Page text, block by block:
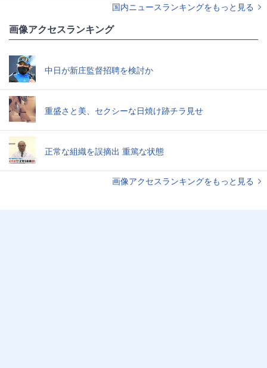
国内ニュースランキングをもっと見る
画像アクセスランキング
中日が新庄監督招聘を検討か
重盛さと美、セクシーな日焼け跡チラ見せ
正常な組織を誤摘出 重篤な状態
画像アクセスランキングをもっと見る